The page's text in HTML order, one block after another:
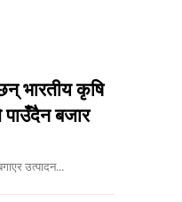
भारतीय कृषि
बजार
उत्पादन...